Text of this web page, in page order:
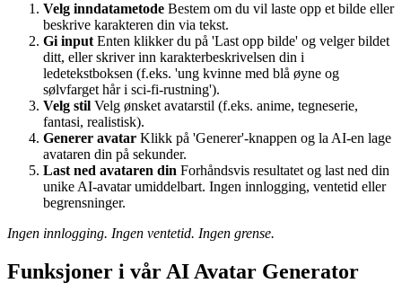
Velg inndatametode Bestem om du vil laste opp et bilde eller
beskrive karakteren din via tekst.
Gi input Enten klikker du på 'Last opp bilde' og velger bildet
ditt, eller skriver inn karakterbeskrivelsen din i
ledetekstboksen (f.eks. 'ung kvinne med blå øyne og
sølvfarget hår i sci-fi-rustning').
Velg stil Velg ønsket avatarstil (f.eks. anime, tegneserie,
fantasi, realistisk).
Generer avatar Klikk på 'Generer'-knappen og la AI-en lage
avataren din på sekunder.
Last ned avataren din Forhåndsvis resultatet og last ned din
unike AI-avatar umiddelbart. Ingen innlogging, ventetid eller
begrensninger.
Ingen innlogging. Ingen ventetid. Ingen grense.
Funksjoner i vår AI Avatar Generator